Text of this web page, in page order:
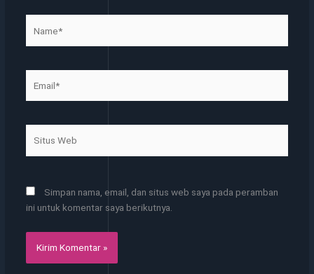
Web
Simpan nama, email, dan situs web saya pada peramban
ini untuk komentar saya berikutnya.